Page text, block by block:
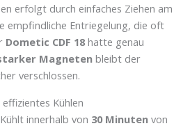
erfolgt durch einfaches Ziehen am
empfindliche Entriegelung, die oft
Dometic CDF 18 hatte genau
Magneten bleibt der
verschlossen.
Kühlen
Kühlt innerhalb von 30 Minuten von